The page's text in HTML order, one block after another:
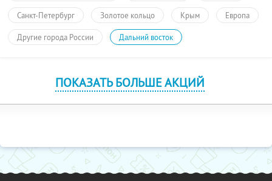
Санкт-Петербург Золотое кольцо Крым Европа
Другие города России Дальний восток
ПОКАЗАТЬ БОЛЬШЕ АКЦИЙ